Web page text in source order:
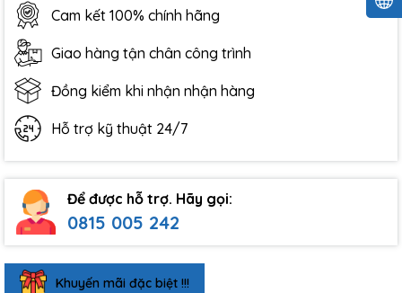
Cam kết 100% chính hãng
Giao hàng tận chân công trình
Đồng kiểm khi nhận nhận hàng
Hỗ trợ kỹ thuật 24/7
Để được hỗ trợ. Hãy gọi:
0815 005 242
Khuyến mãi đặc biệt !!!